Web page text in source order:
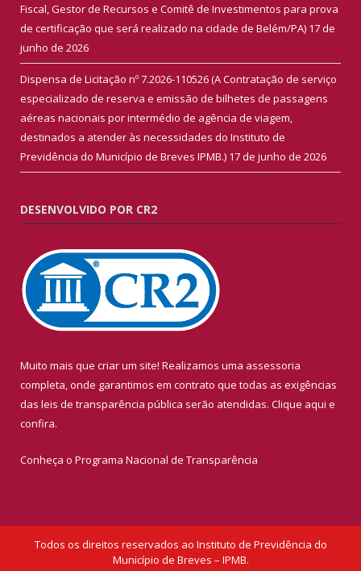
Fiscal, Gestor de Recursos e Comitê de Investimentos para prova
de certificação que será realizado na cidade de Belém/PA) 17 de
junho de 2026
Dispensa de Licitação nº 7.2026-110526 (A Contratação de serviço
especializado de reserva e emissão de bilhetes de passagens
aéreas nacionais por intermédio de agência de viagem,
destinados a atender às necessidades do Instituto de
Previdência do Município de Breves IPMB.) 17 de junho de 2026
DESENVOLVIDO POR CR2
Muito mais que criar um site! Realizamos uma assessoria
completa, onde garantimos em contrato que todas as exigências
das leis de transparência pública serão atendidas. Clique aqui e
confira.
Conheça o Programa Nacional de Transparência
Todos os direitos reservados ao Instituto de Previdência do
Município de Breves – IPMB.